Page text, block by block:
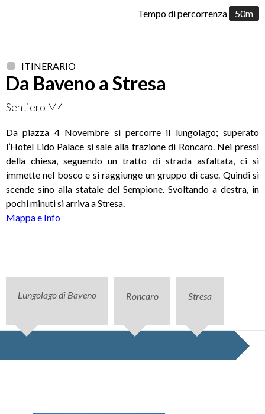
Tempo di percorrenza 50m
ITINERARIO
Da Baveno a Stresa
Sentiero M4
Da piazza 4 Novembre si percorre il lungolago; superato
l’Hotel Lido Palace si sale alla frazione di Roncaro. Nei pressi
della chiesa, seguendo un tratto di strada asfaltata, ci si
immette nel bosco e si raggiunge un gruppo di case. Quindi si
scende sino alla statale del Sempione. Svoltando a destra, in
pochi minuti si arriva a Stresa.
Mappa e Info
Lungolago di Baveno Roncaro Stresa